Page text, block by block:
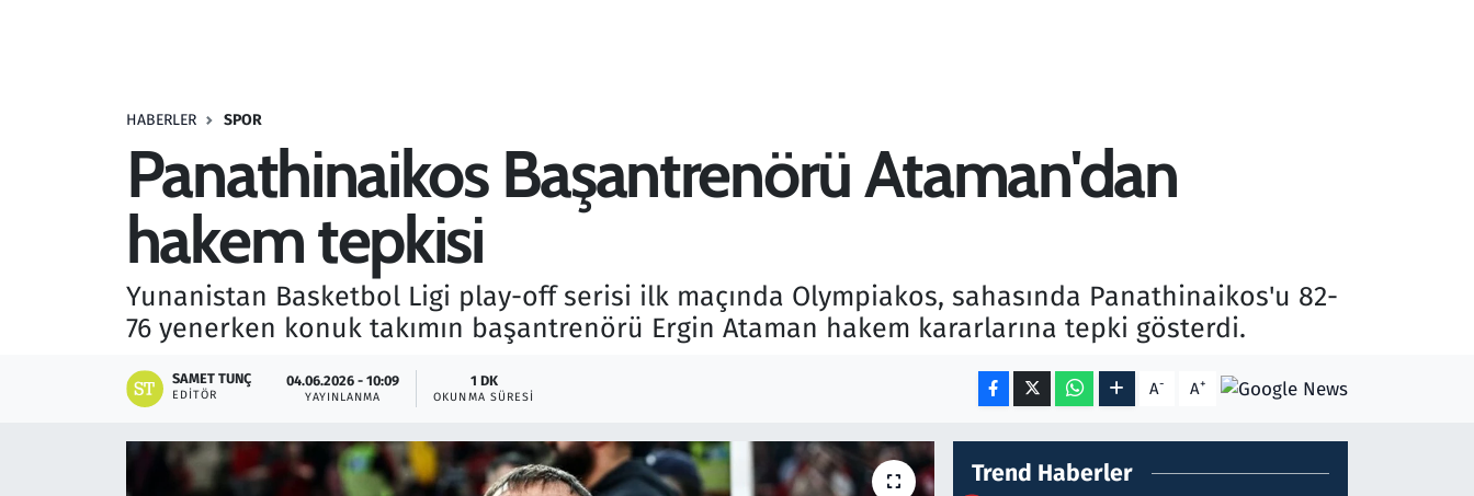
HABERLER SPOR
Panathinaikos Başantrenörü Ataman'dan
hakem tepkisi
Yunanistan Basketbol Ligi play-off serisi ilk maçında Olympiakos, sahasında Panathinaikos'u 82-
76 yenerken konuk takımın başantrenörü Ergin Ataman hakem kararlarına tepki gösterdi.
SAMET TUNÇ
EDITÖR
04.06.2026 - 10:09
YAYINLANMA
1 DK
OKUNMA SÜRESI A- A+
Trend Haberler
Savunma Sanayi
Teknoloji ve Bilim
Televizyon